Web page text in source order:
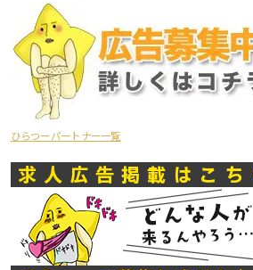
ひらつーパートナー一覧